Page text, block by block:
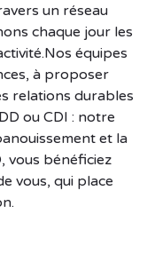
un réseau
chaque jour les
équipes
à proposer
relations durables
ou CDI : notre
et la
vous bénéficiez
vous, qui place